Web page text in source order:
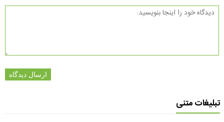
ارسال دیدگاه
تبلیغات متنی